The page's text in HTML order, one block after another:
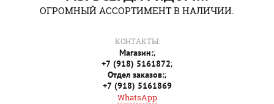
ОГРОМНЫЙ АССОРТИМЕНТ В НАЛИЧИИ.
КОНТАКТЫ:
Магазин:;
+7 (918) 5161872;
Отдел заказов:;
+7 (918) 5161869
WhatsApp